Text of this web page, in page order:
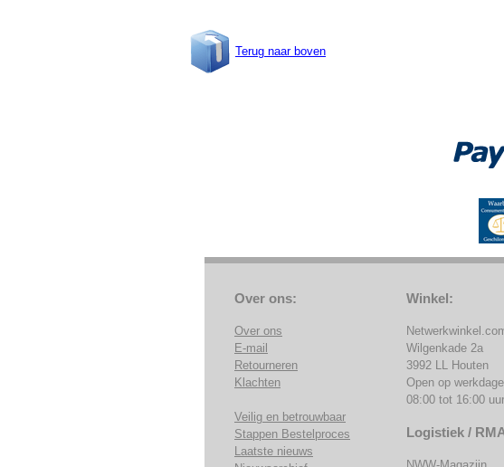
Terug naar boven
Over ons:
Over ons
E-mail
Retourneren
Klachten
Veilig en betrouwbaar
Stappen Bestelproces
Laatste nieuws
Winkel:
Wilgenkade 2a
3992 LL Houten
Open op
08:00 tot 16:00
Logistiek /